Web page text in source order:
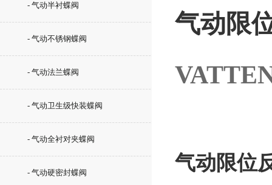
- 气动半衬蝶阀
- 气动不锈钢蝶阀
- 气动法兰蝶阀
- 气动卫生级快装蝶阀
- 气动全衬对夹蝶阀
- 气动硬密封蝶阀
气动限
气动限位